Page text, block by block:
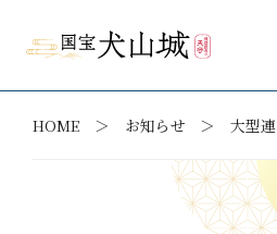
HOME お知らせ 大型